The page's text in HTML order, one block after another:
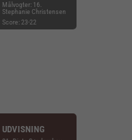
Målvogter: 16.
Stephanie Christensen
Score: 23-22
UDVISNING